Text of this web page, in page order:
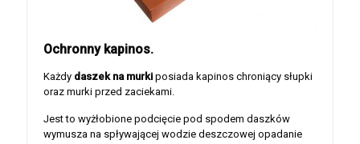
Ochronny kapinos.
Każdy daszek na murki posiada kapinos chroniący słupki
oraz murki przed zaciekami.
Jest to wyżłobione podcięcie pod spodem daszków
wymusza na spływającej wodzie deszczowej opadanie